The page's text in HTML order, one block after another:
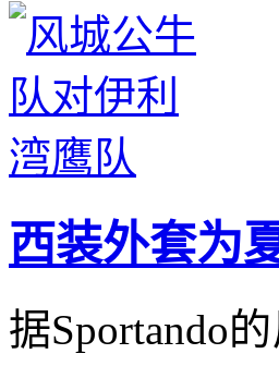
西装外套为
据Sportando